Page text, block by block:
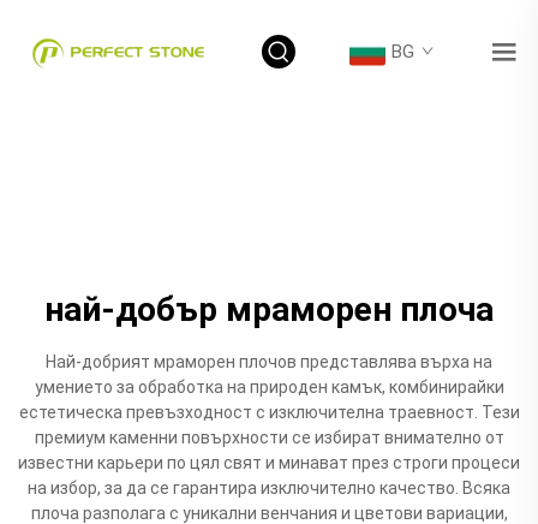
BG
най-добър мраморен плоча
Най-добрият мраморен плочов представлява върха на
умението за обработка на природен камък, комбинирайки
естетическа превъзходност с изключителна траевност. Тези
премиум каменни повърхности се избират внимателно от
известни карьери по цял свят и минават през строги процеси
на избор, за да се гарантира изключително качество. Всяка
плоча разполага с уникални венчания и цветови вариации,